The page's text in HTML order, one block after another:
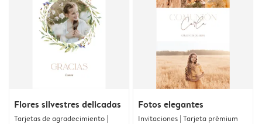
Flores silvestres delicadas
Tarjetas de agradecimiento |
Fotos elegantes
Invitaciones | Tarjeta prémium